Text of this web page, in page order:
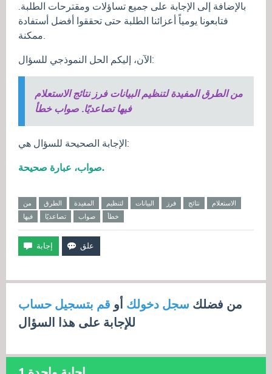
بالإضافة إلى الإجابة على جميع تساؤلات ومقترحات الطلبة.
فتابعونا يومياً أعزائنا الطلبة حتى تحققوا أفضل أستفادة
الآن، إليكم الحل النموذجي للسؤال:
من الطرق المفيدة لتنظيم البيانات فرز نتائج الاستعلام
فيها تصاعديًا. صواب خطأ
الإجابة الصحيحة للسؤال هي:
صواب، عبارة صحيحة.
من الطرق المفيدة لتنظيم البيانات فرز نتائج
الاستعلام
فيها
تصاعديًا صواب خطأ
من فضلك سجل دخولك أو قم بتسجيل حساب
للإجابة على هذا السؤال